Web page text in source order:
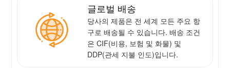
글로벌 배송
당사의 제품은 전 세계 모든 주요 항
구로 배송될 수 있습니다. 배송 조건
은 CIF(비용, 보험 및 화물) 및
DDP(관세 지불 인도)입니다.